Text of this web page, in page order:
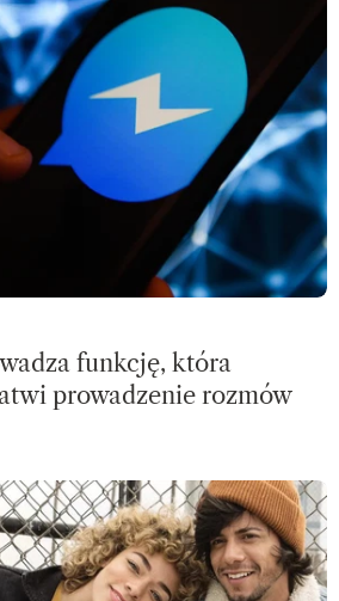
funkcję, która
prowadzenie rozmów